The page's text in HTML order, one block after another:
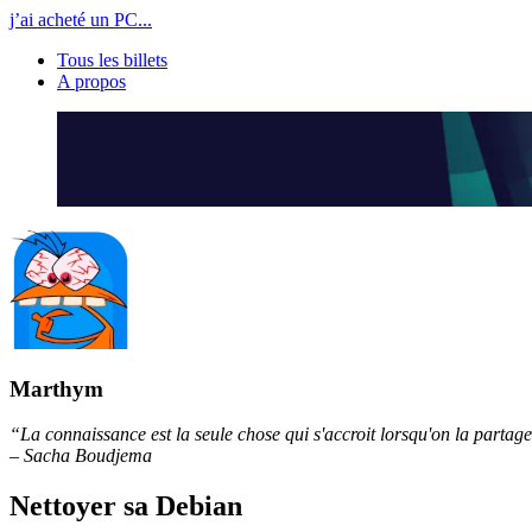
j’ai acheté un PC...
Tous les billets
A propos
Marthym
“La connaissance est la seule chose qui s'accroit lorsqu'on la
– Sacha Boudjema
Nettoyer sa Debian